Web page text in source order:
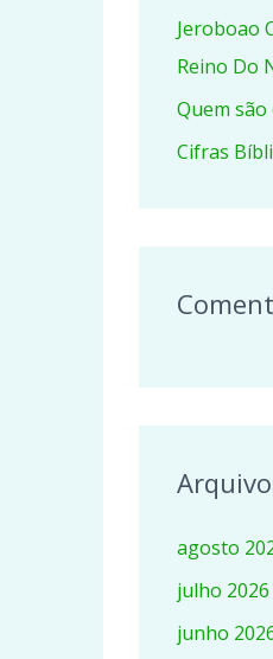
p
o
r
Jeroboao
Reino Do
Quem são
Cifras
agosto
julho 2026
junho